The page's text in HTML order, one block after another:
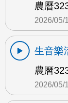
農曆
2026/05/
生音樂
農曆
2026/05/